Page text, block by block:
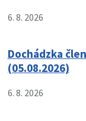
6. 8. 2026
Dochádzka
(05.08.2026)
6. 8. 2026